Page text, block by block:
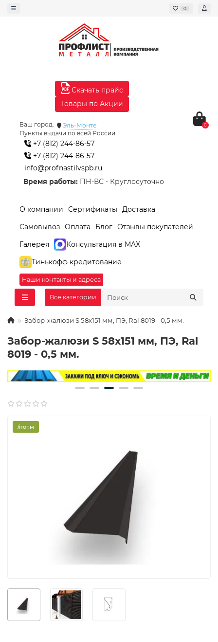
0
Скачать прайс
Товары по Акции
Ваш город:
Эль-Монте
Пункты выдачи по всей России
+7 (812) 244-86-57
+7 (812) 244-86-57
info@profnastilvspb.ru
Время работы: ПН-ВС - Круглосуточно
0
О компании Сертификаты
Доставка
Самовывоз Оплата Блог Отзывы покупателей
Галерея
Консультация в MAX
Тинькофф кредитование
Наши контакты и адреса
Все категории
Забор-жалюзи S 58х151 мм, ПЭ, Ral 8019 - 0,5 мм.
Забор-жалюзи S 58х151 мм, ПЭ, Ral
8019 - 0,5 мм.
/пог.м